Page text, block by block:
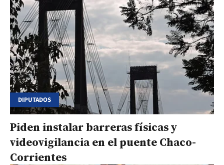
DIPUTADOS
Piden instalar barreras físicas y
videovigilancia en el puente Chaco-
Corrientes